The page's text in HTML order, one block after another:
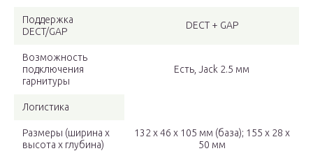
Поддержка
DECT/GAP
DECT + GAP
Возможность
подключения
гарнитуры
Есть, Jack 2.5 мм
Логистика
Размеры (ширина x
высота x глубина)
132 x 46 x 105 мм (база); 155 x 28 x
50 мм